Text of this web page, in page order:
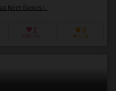
Neet Games）
1
お気に入り
0
持ってる